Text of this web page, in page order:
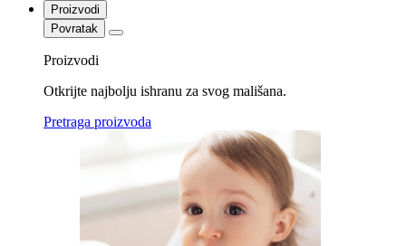
Proizvodi
Povratak
Proizvodi
Otkrijte najbolju ishranu za svog mališana.
Pretraga proizvoda